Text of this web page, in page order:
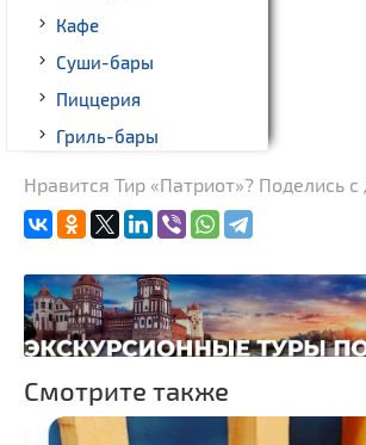
Кафе
Суши-бары
Пиццерия
Гриль-бары
Театры
Боулинг
Бильярд
Казино
Торговые центры,
универмаги
Нравится Тир «Патриот»? Поделись с
Смотрите также